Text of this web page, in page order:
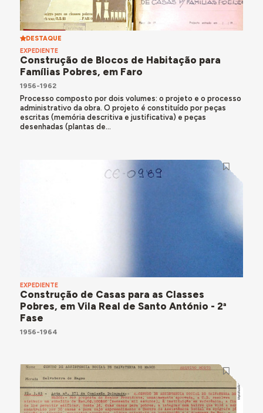
DESTAQUE
EXPEDIENTE
Construção de Blocos de Habitação para
Famílias Pobres, em Faro
1956-1962
Processo composto por dois volumes: o projeto e o processo
administrativo da obra. O projeto é constituído por peças
escritas (memória descritiva e justificativa) e peças
desenhadas (plantas de...
EXPEDIENTE
Construção de Casas para as Classes
Pobres, em Vila Real de Santo António - 2ª
Fase
1956-1964